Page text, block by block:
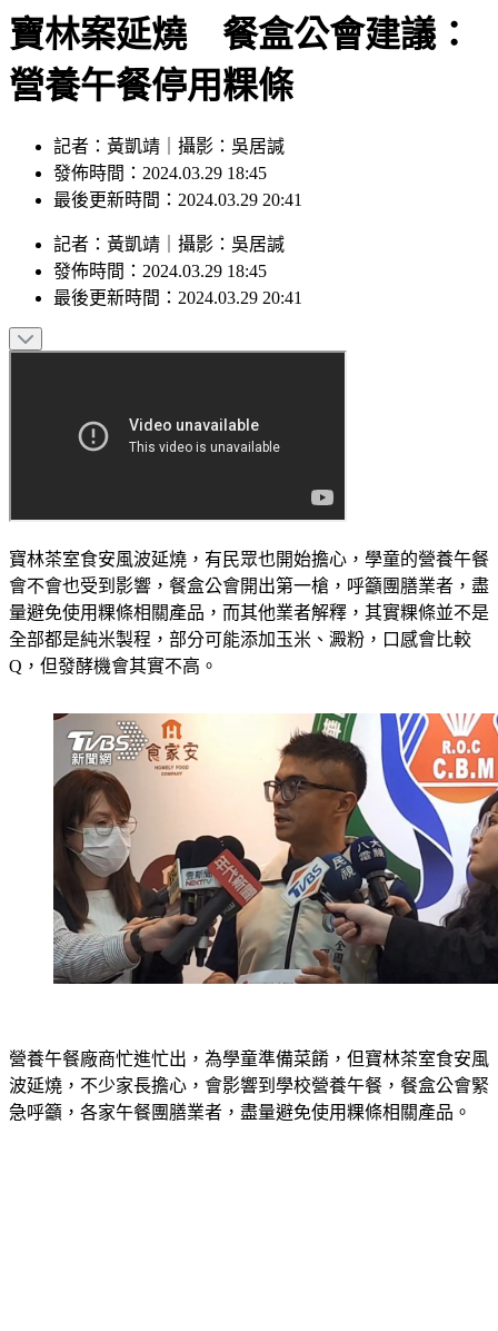
寶林案延燒 餐盒公會建議：
營養午餐停用粿條
記者：黃凱靖｜攝影：吳居諴
發佈時間：2024.03.29 18:45
最後更新時間：2024.03.29 20:41
記者 ： 黃凱靖 攝影 ： 吳居諴
發佈時間： 2024.03.29 18:45
最後更新時間： 2024.03.29 20:41
寶林茶室食安風波延燒，有民眾也開始擔心，學童的營養午餐
會不會也受到影響，餐盒公會開出第一槍，呼籲團膳業者，盡
量避免使用粿條相關產品，而其他業者解釋，其實粿條並不是
全部都是純米製程，部分可能添加玉米、澱粉，口感會比較
Q，但發酵機會其實不高。
營養午餐廠商忙進忙出，為學童準備菜餚，但寶林茶室食安風
波延燒，不少家長擔心，會影響到學校營養午餐，餐盒公會緊
急呼籲，各家午餐團膳業者，盡量避免使用粿條相關產品。